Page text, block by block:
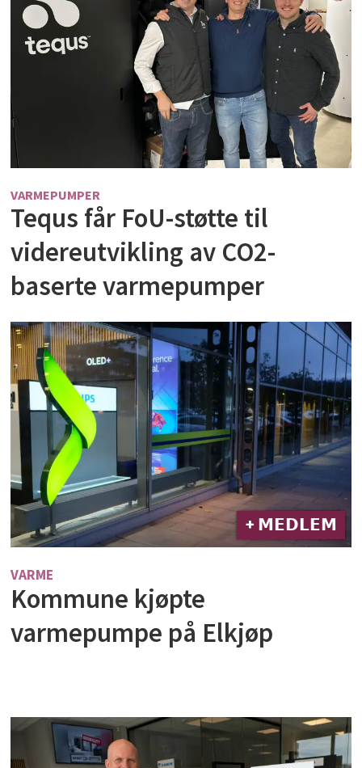
VARMEPUMPER
Tequs får FoU-støtte til
videreutvikling av CO2-
baserte varmepumper
+ 𝗠𝗘𝗗𝗟𝗘𝗠
VARME
Kommune kjøpte
varmepumpe på Elkjøp